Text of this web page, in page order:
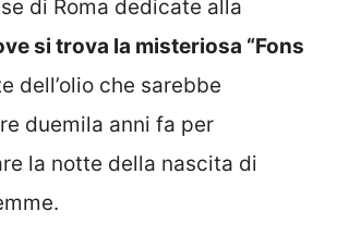
di Roma dedicate alla
si trova la misteriosa “Fons
dell’olio che sarebbe
duemila anni fa per
la notte della nascita di